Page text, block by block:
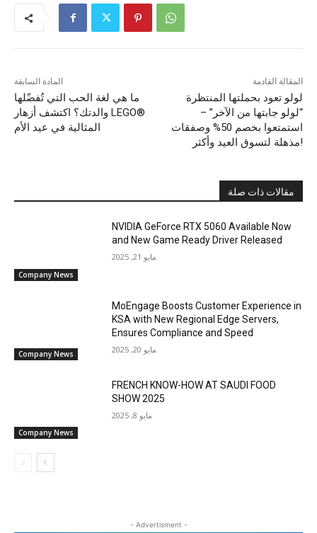
المادة السابقة
ما هي لغة الحب التي تُفضّلها
والدتك؟ اكتشف أزهار LEGO®
المثالية في عيد الأم
المقالة القادمة
لولو تعود بحملتها المنتظرة
“لولو جابتها من الآخر” –
استمتعوا بخصم 50% وصفقات
مذهلة لتسوق العيد وأكثر!
مقالات ذات صلة
Company News
NVIDIA GeForce RTX 5060 Available Now
and New Game Ready Driver Released
مايو 21, 2025
Company News
MoEngage Boosts Customer Experience in
KSA with New Regional Edge Servers,
Ensures Compliance and Speed
مايو 20, 2025
Company News
FRENCH KNOW-HOW AT SAUDI FOOD
SHOW 2025
مايو 8, 2025
- Advertisment -